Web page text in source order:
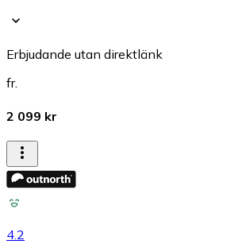
Erbjudande utan direktlänk
fr.
2 099 kr
4.2